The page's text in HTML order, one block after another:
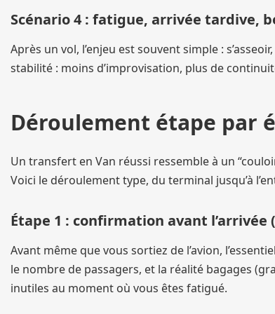
Scénario 4 : fatigue, arrivée tardive,
Après un vol, l’enjeu est souvent simple :
stabilité : moins d’improvisation, plus de
Déroulement étape par
Un transfert en Van réussi ressemble à un
Voici le déroulement type, du terminal jusqu’à
Étape 1 : confirmation avant
Avant même que vous sortiez de l’avion,
le nombre de passagers, et la réalité bagages
inutiles au moment où vous êtes fatigué.